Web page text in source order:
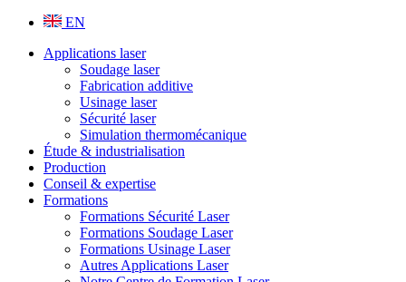
EN
Applications laser
Soudage laser
Fabrication additive
Usinage laser
Sécurité laser
Simulation thermomécanique
Étude & industrialisation
Production
Conseil & expertise
Formations
Formations Sécurité Laser
Formations Soudage Laser
Formations Usinage Laser
Autres Applications Laser